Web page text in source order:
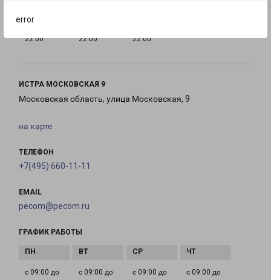
error
22:00
22:00
22:00
ИСТРА МОСКОВСКАЯ 9
Московская область, улица Московская, 9
на карте
ТЕЛЕФОН
+7(495) 660-11-11
EMAIL
pecom@pecom.ru
ГРАФИК РАБОТЫ
с 09:00 до
с 09:00 до
с 09:00 до
с 09:00 до